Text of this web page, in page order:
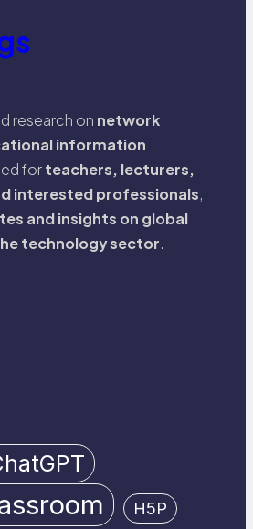
research on network
information
forteachers, lecturers,
interested professionals,
and insights on global
technology sector.
H5P